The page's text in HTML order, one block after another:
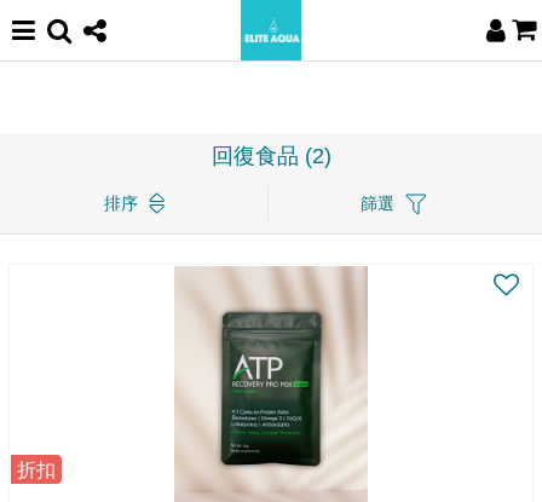
回復食品 (2)
排序 篩選
折扣